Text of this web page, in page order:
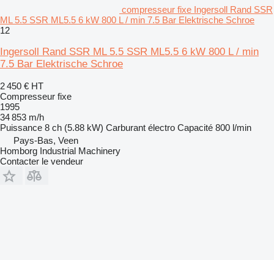
compresseur fixe Ingersoll Rand SSR
ML 5.5 SSR ML5.5 6 kW 800 L / min 7.5 Bar Elektrische Schroe
12
Ingersoll Rand SSR ML 5.5 SSR ML5.5 6 kW 800 L / min
7.5 Bar Elektrische Schroe
2 450 € HT
Compresseur fixe
1995
34 853 m/h
Puissance 8 ch (5.88 kW) Carburant électro Capacité 800 l/min
Pays-Bas, Veen
Homborg Industrial Machinery
Contacter le vendeur